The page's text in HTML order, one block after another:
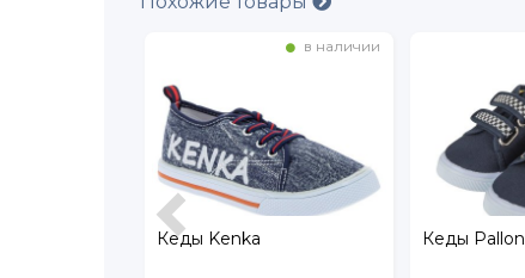
в наличии
Кеды Palloncino Кеды Mursu